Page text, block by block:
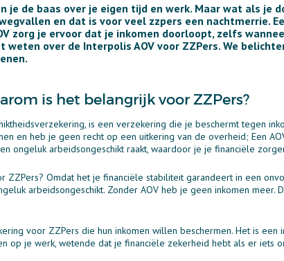
je de baas over je eigen tijd en werk. Maar wat als je
en dat is voor veel zzpers een nachtmerrie.
zorg je ervoor dat je inkomen doorloopt, zelfs
over de Interpolis AOV voor ZZPers. We
is het belangrijk voor ZZPers?
is een verzekering die je beschermt tegen
en heb je geen recht op een uitkering van de overheid; Een
ongeluk arbeidsongeschikt raakt, waardoor je je financiële
ZZPers? Omdat het je financiële stabiliteit garandeert in een
arbeidsongeschikt. Zonder AOV heb je geen inkomen
voor ZZPers die hun inkomen willen beschermen. Het is
op je werk, wetende dat je financiële zekerheid hebt als er iets